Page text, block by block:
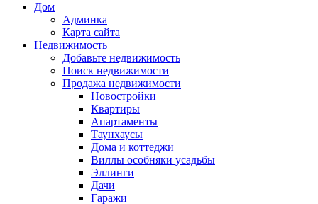
Дом
Админка
Карта сайта
Недвижимость
Добавьте недвижимость
Поиск недвижимости
Продажа недвижимости
Новостройки
Квартиры
Апартаменты
Таунхаусы
Дома и коттеджи
Виллы особняки усадьбы
Эллинги
Дачи
Гаражи